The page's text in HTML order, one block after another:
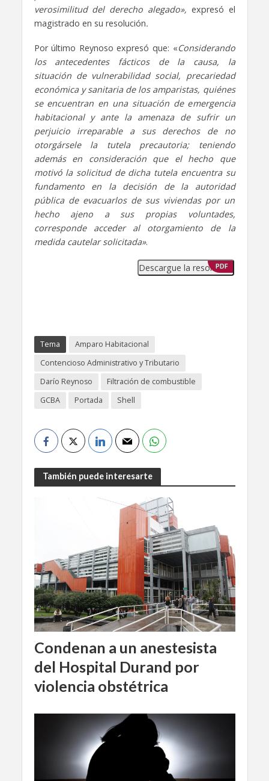
verosimilitud del derecho alegado», expresó el
magistrado en su resolución.
Por último Reynoso expresó que: «Considerando
los antecedentes fácticos de la causa, la
situación de vulnerabilidad social, precariedad
económica y sanitaria de los amparistas, quiénes
se encuentran en una situación de emergencia
habitacional y ante la amenaza de sufrir un
perjuicio irreparable a sus derechos de no
otorgársele la tutela precautoria; teniendo
además en consideración que el hecho que
motivó la solicitud de dicha tutela encuentra su
fundamento en la decisión de la autoridad
pública de evacuarlos de sus viviendas por un
hecho ajeno a sus propias voluntades,
corresponde acceder al otorgamiento de la
medida cautelar solicitada».
Descargue la resolución
PDF
Tema
Amparo Habitacional
Contencioso Administrativo y Tributario
Darío Reynoso
Filtración de combustible
GCBA
Portada Shell
También puede interesarte
Condenan a un anestesista
del Hospital Durand por
violencia obstétrica